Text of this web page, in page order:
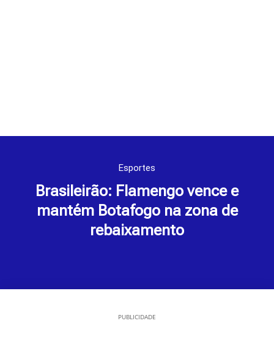
Esportes
Brasileirão: Flamengo vence e
mantém Botafogo na zona de
rebaixamento
PUBLICIDADE